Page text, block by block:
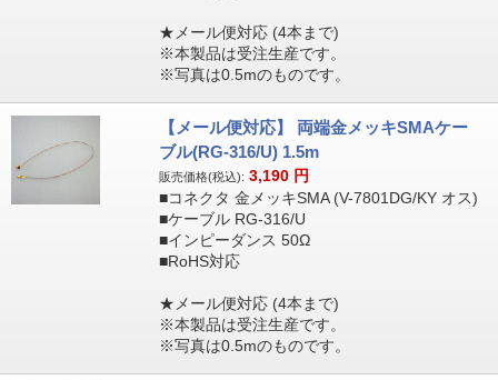
★メール便対応 (4本まで)
※本製品は受注生産です。
※写真は0.5mのものです。
【メール便対応】 両端金メッキSMAケー
ブル(RG-316/U) 1.5m
販売価格(税込): 3,190 円
■コネクタ 金メッキSMA (V-7801DG/KY オス)
■ケーブル RG-316/U
■インピーダンス 50Ω
■RoHS対応
★メール便対応 (4本まで)
※本製品は受注生産です。
※写真は0.5mのものです。